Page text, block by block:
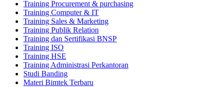
Training Procurement & purchasing
Training Computer & IT
Training Sales & Marketing
Training Publik Relation
Training dan Sertifikasi BNSP
Training ISO
Training HSE
Training Administrasi Perkantoran
Studi Banding
Materi Bimtek Terbaru